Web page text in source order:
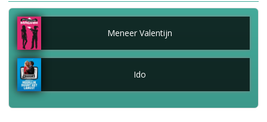
Meneer Valentijn
Ido